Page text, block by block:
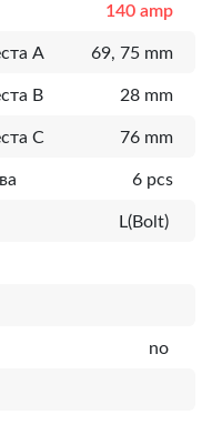
140 amp
A 69, 75 mm
B 28 mm
C 76 mm
6 pcs
L(Bolt)
no